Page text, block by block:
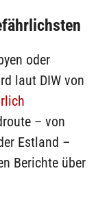
oder
laut DIW von
– von
Estland –
Berichte über